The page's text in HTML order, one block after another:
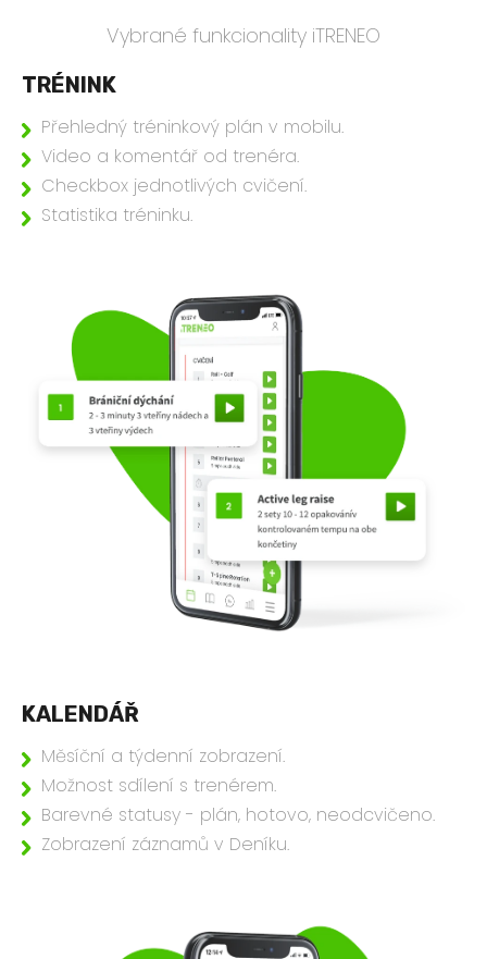
Vybrané funkcionality iTRENEO
TRÉNINK
Přehledný tréninkový plán v mobilu.
Video a komentář od trenéra.
Checkbox jednotlivých cvičení.
Statistika tréninku.
KALENDÁŘ
Měsíční a týdenní zobrazení.
Možnost sdílení s trenérem.
Barevné statusy - plán, hotovo, neodcvičeno.
Zobrazení záznamů v Deníku.